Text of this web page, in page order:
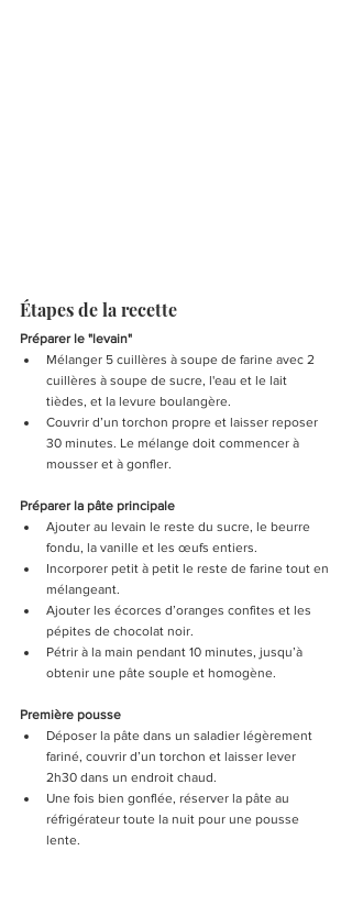
Étapes de la recette
Préparer le "levain"
Mélanger 5 cuillères à soupe de farine avec 2
cuillères à soupe de sucre, l'eau et le lait
tièdes, et la levure boulangère.
Couvrir d’un torchon propre et laisser reposer
30 minutes. Le mélange doit commencer à
mousser et à gonfler.
Préparer la pâte principale
Ajouter au levain le reste du sucre, le beurre
fondu, la vanille et les œufs entiers.
Incorporer petit à petit le reste de farine tout en
mélangeant.
Ajouter les écorces d’oranges confites et les
pépites de chocolat noir.
Pétrir à la main pendant 10 minutes, jusqu’à
obtenir une pâte souple et homogène.
Première pousse
Déposer la pâte dans un saladier légèrement
fariné, couvrir d’un torchon et laisser lever
2h30 dans un endroit chaud.
Une fois bien gonflée, réserver la pâte au
réfrigérateur toute la nuit pour une pousse
lente.